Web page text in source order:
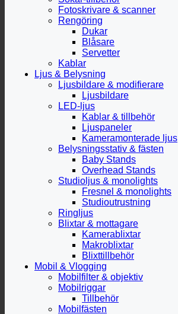
Fotoskrivare & scanner
Rengöring
Dukar
Blåsare
Servetter
Kablar
Ljus & Belysning
Ljusbildare & modifierare
Ljusbildare
LED-ljus
Kablar & tillbehör
Ljuspaneler
Kameramonterade ljus
Belysningsstativ & fästen
Baby Stands
Overhead Stands
Studioljus & monolights
Fresnel & monolights
Studioutrustning
Ringljus
Blixtar & mottagare
Kamerablixtar
Makroblixtar
Blixttillbehör
Mobil & Vlogging
Mobilfilter & objektiv
Mobilriggar
Tillbehör
Mobilfästen